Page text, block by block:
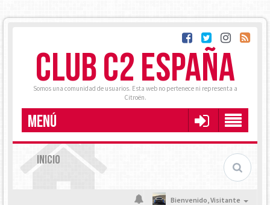
CLUB C2 ESPAÑA
Somos una comunidad de usuarios. Esta web no pertenece ni representa a
Citroën.
MENÚ
INICIO
Bienvenido,Visitante